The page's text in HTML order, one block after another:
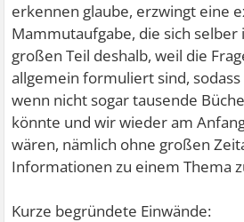
erkennen glaube, erzwingt eine
Mammutaufgabe, die sich selber
großen Teil deshalb, weil die
allgemein formuliert sind,
wenn nicht sogar tausende
könnte und wir wieder am
wären, nämlich ohne großen
Informationen zu einem Thema
Kurze begründete Einwände: